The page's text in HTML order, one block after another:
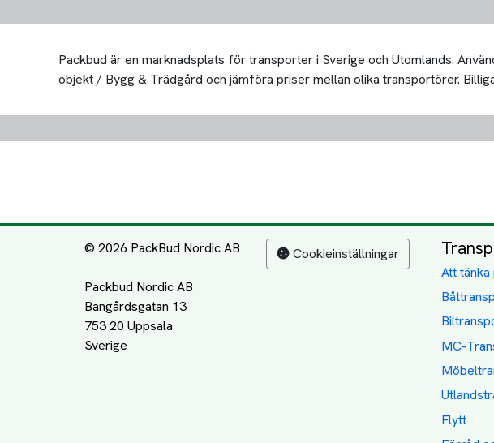
Packbud är en marknadsplats för transporter i Sverige och Utomlands.
objekt / Bygg & Trädgård och jämföra priser mellan olika transportörer.
© 2026 PackBud Nordic AB
Packbud Nordic AB
Bangårdsgatan 13
753 20 Uppsala
Cookieinställningar
Att tänka
MC-
Flytt